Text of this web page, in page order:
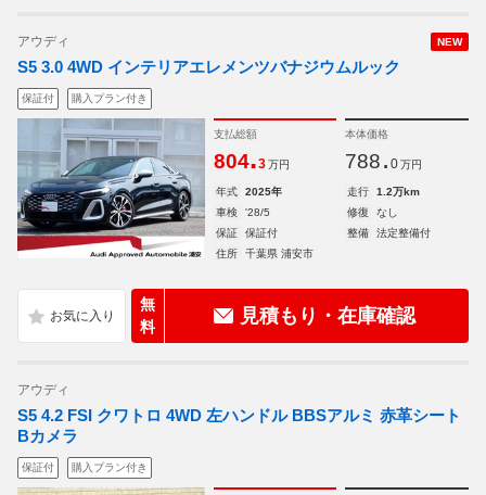
NEW
アウディ
S5 3.0 4WD インテリアエレメンツバナジウムルック
保証付 購入プラン付き
支払総額
804.3 万円
本体価格
788. 0 万円
年式 2025年 走行
1.2万km
車検
'28/5 修復
なし
保証
保証付 整備
法定整備付
住所
千葉県 浦安市
無
料
見積もり・在庫確認
アウディ
S5 4.2 FSI クワトロ 4WD 左ハンドル BBSアルミ 赤革シート
Bカメラ
保証付 購入プラン付き